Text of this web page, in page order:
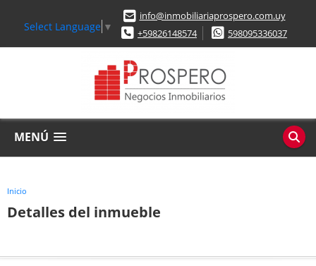
Select Language ▼
info@inmobiliariaprospero.com.uy
+59826148574
598095336037
MENÚ
Inicio
Detalles del inmueble